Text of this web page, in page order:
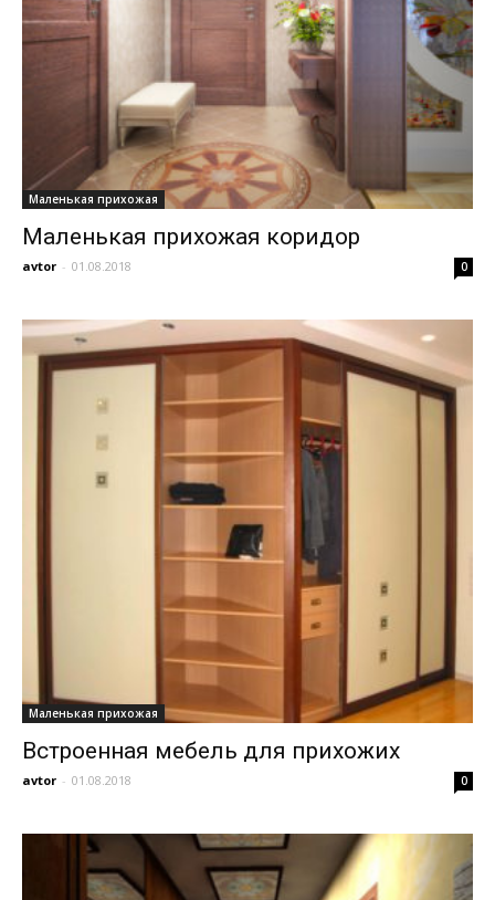
Маленькая прихожая
Маленькая прихожая коридор
avtor - 01.08.2018 0
Маленькая прихожая
Встроенная мебель для прихожих
avtor - 01.08.2018 0